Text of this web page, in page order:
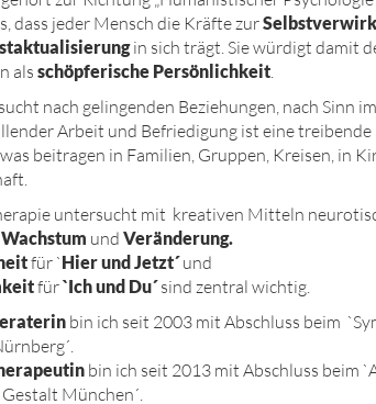
dass jeder Mensch die Kräfte zur
in sich trägt. Sie würdigt damit
als schöpferische Persönlichkeit.
nach gelingenden Beziehungen, nach Sinn
Arbeit und Befriedigung ist eine
beitragen in Familien, Gruppen, Kreisen, in
untersucht mit kreativen Mitteln
Wachstum und Veränderung.
für `Hier und Jetzt´und
für`Ich und Du´sind zentral wichtig.
bin ich seit 2003 mit Abschluss beim
bin ich seit 2013 mit Abschluss beim
München´.